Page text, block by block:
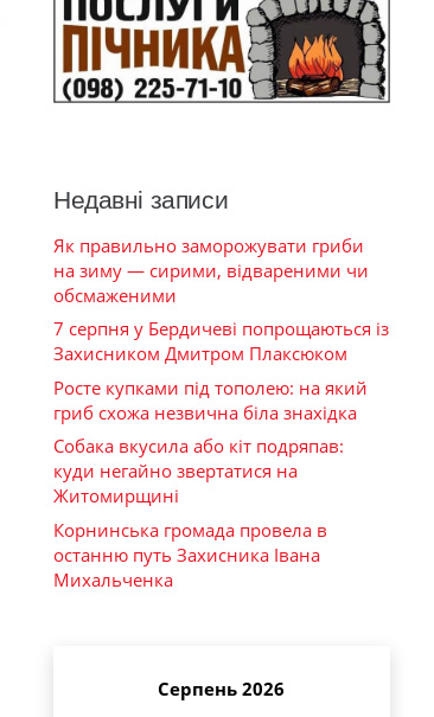
Недавні записи
Як правильно заморожувати гриби
на зиму — сирими, відвареними чи
обсмаженими
7 серпня у Бердичеві попрощаються із
Захисником Дмитром Плаксюком
Росте купками під тополею: на який
гриб схожа незвична біла знахідка
Собака вкусила або кіт подряпав:
куди негайно звертатися на
Житомирщині
Корнинська громада провела в
останню путь Захисника Івана
Михальченка
Серпень 2026